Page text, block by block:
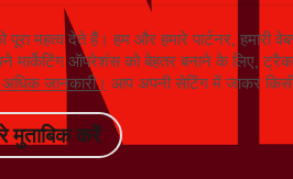
पूरा महत्व देते हैं। हम और हमारे पार्टनर,
मार्केटिंग ऑपरेशंस को बेहतर बनाने के लिए,
अधिक जानकारी। आप अपनी सेटिंग में जाकर
मुताबिक करें